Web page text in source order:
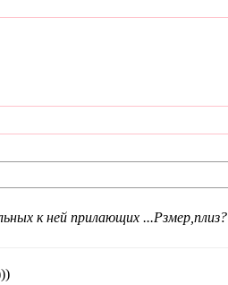
к ней прилающих ...Рзмер,плиз?